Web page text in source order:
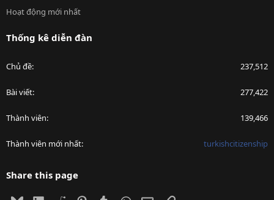
Hoạt động mới nhất
Thống kê diễn đàn
Chủ đề 237,512
Bài viết 277,422
Thành viên 139,466
Thành viên mới nhất turkishcitizenship
Share this page